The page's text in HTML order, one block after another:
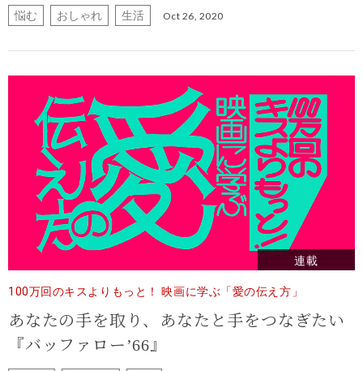
悩む おしゃれ 生活 Oct 26, 2020
連載
100万回のキスよりもっと！ 映画に学ぶ「愛の伝え方」
あなたの手を取り、あなたと手をつなぎたい
『バッファロー’66』